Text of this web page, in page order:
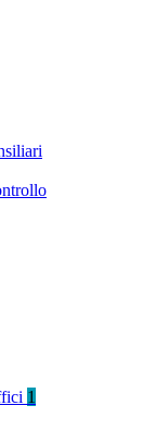
1